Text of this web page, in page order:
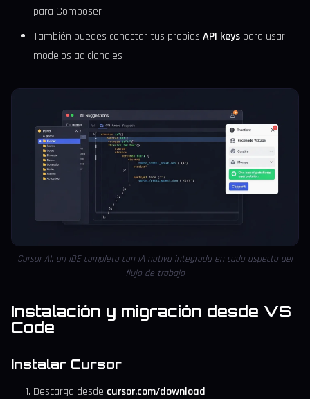
para Composer
También puedes conectar tus propias API keys para usar
modelos adicionales
Cursor AI: un IDE completo con IA nativa integrada en cada aspecto del
flujo de trabajo
Instalación y migración desde VS
Code
Instalar Cursor
Descarga desde cursor.com/download